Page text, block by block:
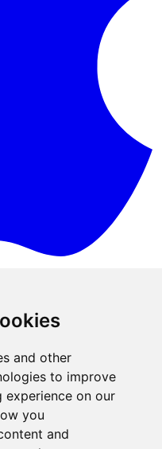
and other
to improve
experience on our
you
and